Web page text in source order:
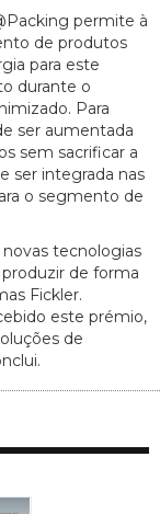
permite à
de produtos
para este
durante o
Para
ser aumentada
sem sacrificar a
ser integrada nas
o segmento de
tecnologias
de forma
Fickler.
este prémio,
de